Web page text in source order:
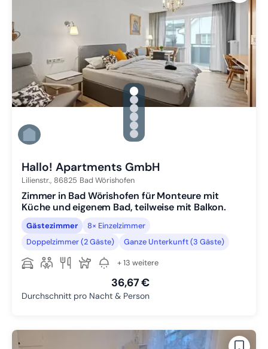
gallery.slide_selector
Zu Slide 1 wechseln
Zu Slide 2 wechseln
Zu Slide 3 wechseln
Zu Slide 4 wechseln
Zu Slide 5 wechseln
Zu Slide 6 wechseln
Hallo! Apartments GmbH
Lilienstr., 86825 Bad Wörishofen
Zimmer in Bad Wörishofen für Monteure mit
Küche und eigenem Bad, teilweise mit Balkon.
Gästezimmer
8× Einzelzimmer
Doppelzimmer (2 Gäste)
Ganze Unterkunft (3 Gäste)
+ 13 weitere
36,67 €
Durchschnitt pro Nacht & Person